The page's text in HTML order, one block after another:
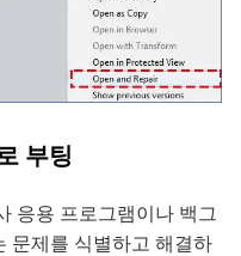
부팅
응용 프로그램이나 백그
문제를 식별하고 해결하